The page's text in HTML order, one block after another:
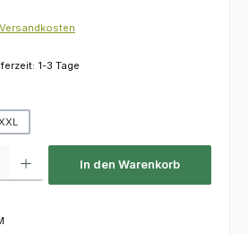
1-3 Tage
In den Warenkorb